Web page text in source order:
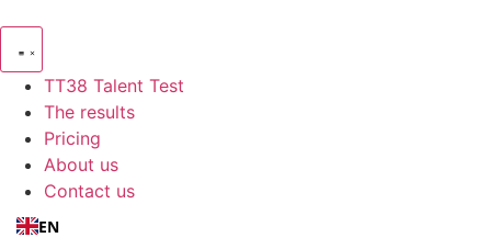
content
TT38 Talent Test
The results
Pricing
About us
Contact us
EN